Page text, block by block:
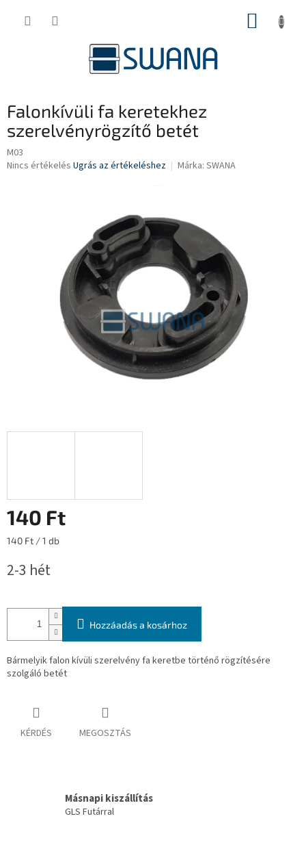
KOSÁR
Falonkívüli fa keretekhez
szerelvényrögzítő betét
M03
A
Nincs értékelés Ugrás az értékeléshez Márka: SWANA
140 Ft
Egységár:
140 Ft / 1 db
2-3 hét
Hozzáadás a kosárhoz
Bármelyik falon kívüli szerelvény fa keretbe történő rögzítésére
szolgáló betét
KÉRDÉS MEGOSZTÁS
Másnapi kiszállítás
GLS Futárral